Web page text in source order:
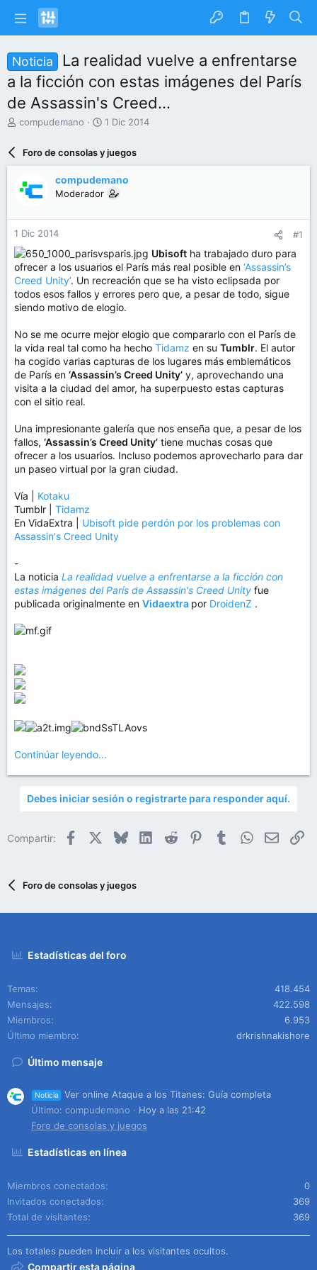
Noticia
La realidad vuelve a enfrentarse
a la ficción con estas imágenes del París
de Assassin's Creed...
I
a
r
d
e
l
t
e
m
a
compudemano
F
c
h
d
e
n
i
o
1 Dic 2014
Foro de consolas y juegos
compudemano
Moderador
1 Dic 2014 #1
Ubisoft ha trabajado duro para
ofrecer a los usuarios el París más real posible en ‘Assassin’s
Creed Unity’. Un recreación que se ha visto eclipsada por
todos esos fallos y errores pero que, a pesar de todo, sigue
siendo motivo de elogio.
No se me ocurre mejor elogio que compararlo con el París de
la vida real tal como ha hecho Tidamz en su Tumblr. El autor
ha cogido varias capturas de los lugares más emblemáticos
de París en ‘Assassin’s Creed Unity’ y, aprovechando una
visita a la ciudad del amor, ha superpuesto estas capturas
con el sitio real.
Una impresionante galería que nos enseña que, a pesar de los
fallos, ‘Assassin’s Creed Unity’ tiene muchas cosas que
ofrecer a los usuarios. Incluso podemos aprovecharlo para dar
un paseo virtual por la gran ciudad.
Vía | Kotaku
Tumblr | Tidamz
En VidaExtra | Ubisoft pide perdón por los problemas con
Assassin's Creed Unity
-
La noticia La realidad vuelve a enfrentarse a la ficción con
estas imágenes del París de Assassin's Creed Unity fue
publicada originalmente en Vidaextra por DroidenZ .
Continúar leyendo...
Debes iniciar sesión o registrarte para responder aquí.
Compartir: Facebook BlueskyLinkedIn
Reddit PinterestTumblrWhatsApp
Email
Foro de consolas y juegos
Estadísticas del foro
Temas
418.454
Mensajes
422.598
Miembros
6.953
Último miembro
drkrishnakishore
Último mensaje
Noticia
Ver online Ataque a los Titanes: Guía completa
Último: compudemano
Hoy a las 21:42
Foro de consolas y juegos
Estadísticas en línea
Miembros conectados
0
Invitados conectados
369
Total de visitantes
369
Los totales pueden incluir a los visitantes ocultos.
Compartir esta página